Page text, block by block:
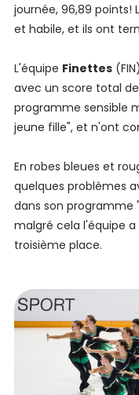
journée, 96,89 points!
et habile, et ils ont
L'équipe Finettes
avec un score total
programme sensible
jeune fille", et n'ont
En robes bleues et
quelques problèmes
dans son programme
malgré cela l'équipe
troisième place.